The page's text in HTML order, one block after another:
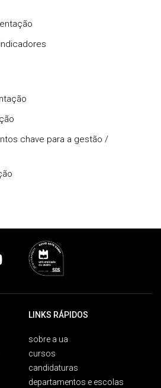
chave para a gestão /
LINKS RÁPIDOS
sobre a ua
cursos
candidaturas
departamentos e escolas